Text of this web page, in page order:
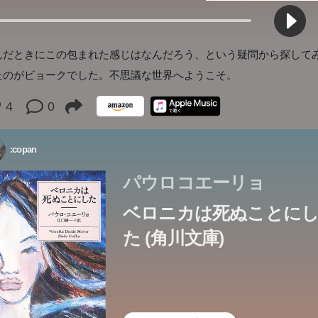
だときにこの包まれた感じはなんだろう、という疑問から探して
のがビョークでした。不思議な世界へようこそ。
4 0
:copan
パウロコエーリョ
ベロニカは死ぬことに
た (角川文庫)